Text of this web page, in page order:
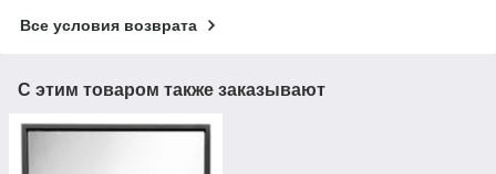
Все условия возврата
С этим товаром также заказывают